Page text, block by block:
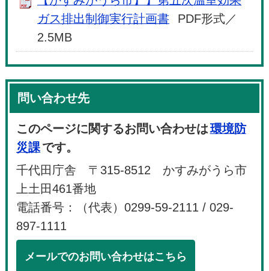
ガス排出制御実行計画書
PDF形式／
2.5MB
問い合わせ先
このページに関するお問い合わせは環境防
災課です。
千代田庁舎 〒315-8512 かすみがうら市
上土田461番地
電話番号：（代表）0299-59-2111 / 029-
897-1111
メールでのお問い合わせはこちら